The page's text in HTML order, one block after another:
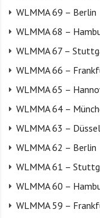
WLMMA 69 – Berlin
WLMMA 68 –
WLMMA 67 –
WLMMA 66 –
WLMMA 65 –
WLMMA 64 –
WLMMA 63 –
WLMMA 62 – Berlin
WLMMA 61 –
WLMMA 60 –
WLMMA 59 –